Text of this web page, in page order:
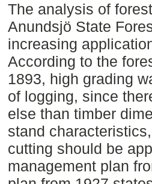
The analysis of
Anundsjö State
increasing
According to the
1893, high grading
of logging, since
else than timber
stand
cutting should be
management plan